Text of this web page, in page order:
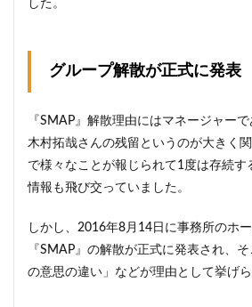
した。
グループ解散が正式に発表
『SMAP』解散理由にはマネージャー
木村拓哉さんの残留というのが大きく
で様々なことが報じられて1度は存続す
情報も飛び交っていました。
しかし、2016年8月14日に事務所のホー
『SMAP』の解散が正式に発表され、
の意思の違い」などが理由として挙げ